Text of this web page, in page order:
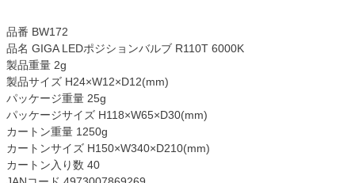
品番 BW172
品名 GIGA LEDポジションバルブ R110T 6000K
製品重量 2g
製品サイズ H24×W12×D12(mm)
パッケージ重量 25g
パッケージサイズ H118×W65×D30(mm)
カートン重量 1250g
カートンサイズ H150×W340×D210(mm)
カートン入り数 40